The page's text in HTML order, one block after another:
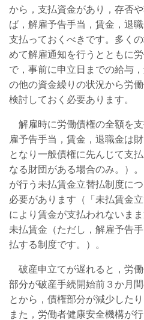
から，支払資金があり，存否
ば，解雇予告手当，賃金，退
支払っておくべきです。多く
めて解雇通知を行うとともに
で，事前に申立日までの給与
の他の資金繰りの状況から労
検討しておく必要あります。
解雇時に労働債権の全額を
雇予告手当，賃金，退職金は
となり一般債権に先んじて支
なる財団がある場合のみ。）
が行う未払賃金立替払制度に
必要があります（「未払賃金
により賃金が支払われないま
未払賃金（ただし，解雇予告
払する制度です。）。
破産申立てが遅れると，労
部分が破産手続開始前３か月
とから，債権部分が減少した
また，労働者健康安全機構が